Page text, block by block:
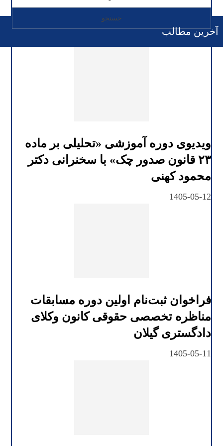
آخرین مطالب
ویدیوی دوره آموزشی «تحلیلی بر ماده
۲۳ قانون صدور چک» با سخنرانی دکتر
محمود کهنی
1405-05-12
فراخوان ثبت‌نام اولین دوره مسابقات
مناظره تخصصی حقوقی کانون وکلای
دادگستری گیلان
1405-05-11